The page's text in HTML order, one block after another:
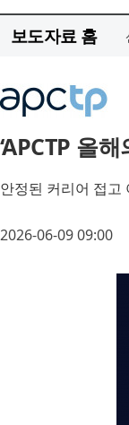
보도자료 홈
‘APCTP 올
안정된 커리어 접
2026-06-09 09:00